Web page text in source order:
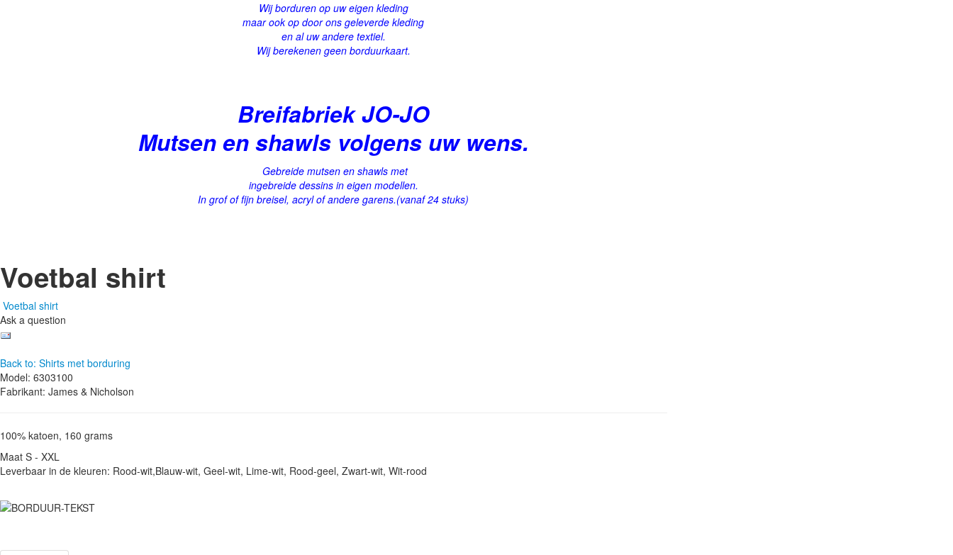
Wij borduren op uw eigen kleding
maar ook op door ons geleverde kleding
en al uw andere textiel.
Wij berekenen geen borduurkaart.
Breifabriek JO-JO
Mutsen en shawls volgens uw wens.
Gebreide mutsen en shawls met
ingebreide dessins in eigen modellen.
In grof of fijn breisel, acryl of andere garens.(vanaf 24 stuks)
Voetbal shirt
Voetbal shirt
Ask a question
Back to: Shirts met borduring
Model: 6303100
Fabrikant: James & Nicholson
100% katoen, 160 grams
Maat S - XXL
Leverbaar in de kleuren: Rood-wit,Blauw-wit, Geel-wit, Lime-wit, Rood-geel, Zwart-wit, Wit-rood